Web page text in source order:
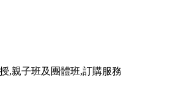
,親子班及團體班,訂購服務